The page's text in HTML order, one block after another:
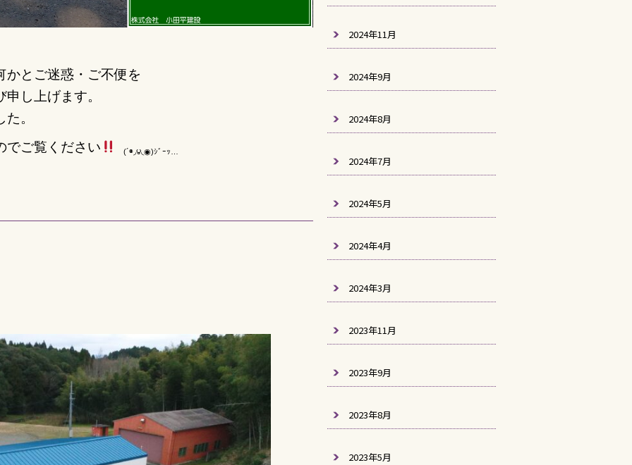
かと ご迷惑・ご不便を
し上げます。
。
でご覧ください
(´◉◞౪◟◉)ｼﾞｰｯ…
2024年11月
2024年9月
2024年8月
2024年7月
2024年5月
2024年4月
2024年3月
2023年11月
2023年9月
2023年8月
2023年5月